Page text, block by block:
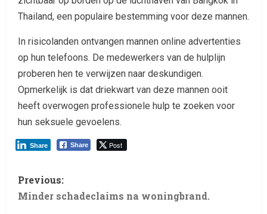
Thailand, een populaire bestemming voor deze mannen.
In risicolanden ontvangen mannen online advertenties
op hun telefoons. De medewerkers van de hulplijn
proberen hen te verwijzen naar deskundigen.
Opmerkelijk is dat driekwart van deze mannen ooit
heeft overwogen professionele hulp te zoeken voor
hun seksuele gevoelens.
Share Post
Share
Previous:
Minder schadeclaims na woningbrand.